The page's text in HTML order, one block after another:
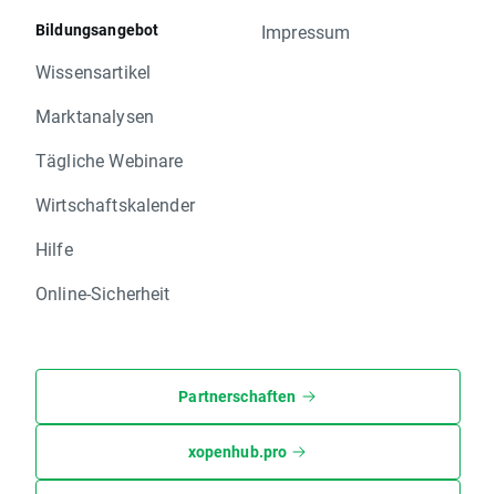
Bildungsangebot
Wissensartikel
Marktanalysen
Tägliche Webinare
Wirtschaftskalender
Hilfe
Online-Sicherheit
Impressum
Partnerschaften
xopenhub.pro